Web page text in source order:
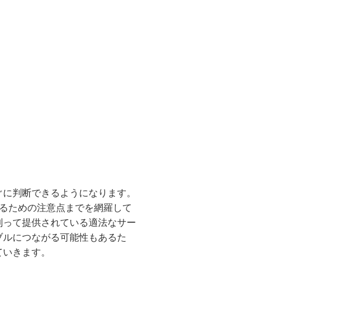
判断できるようになります。
ための注意点までを網羅して
て提供されている適法なサー
につながる可能性もあるた
きます。